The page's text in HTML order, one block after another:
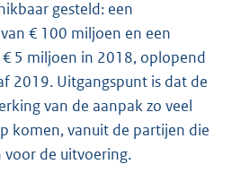
gesteld: een
€ 100 miljoen en een
5 miljoen in 2018, oplopend
2019. Uitgangspunt is dat de
van de aanpak zo veel
komen, vanuit de partijen die
de uitvoering.